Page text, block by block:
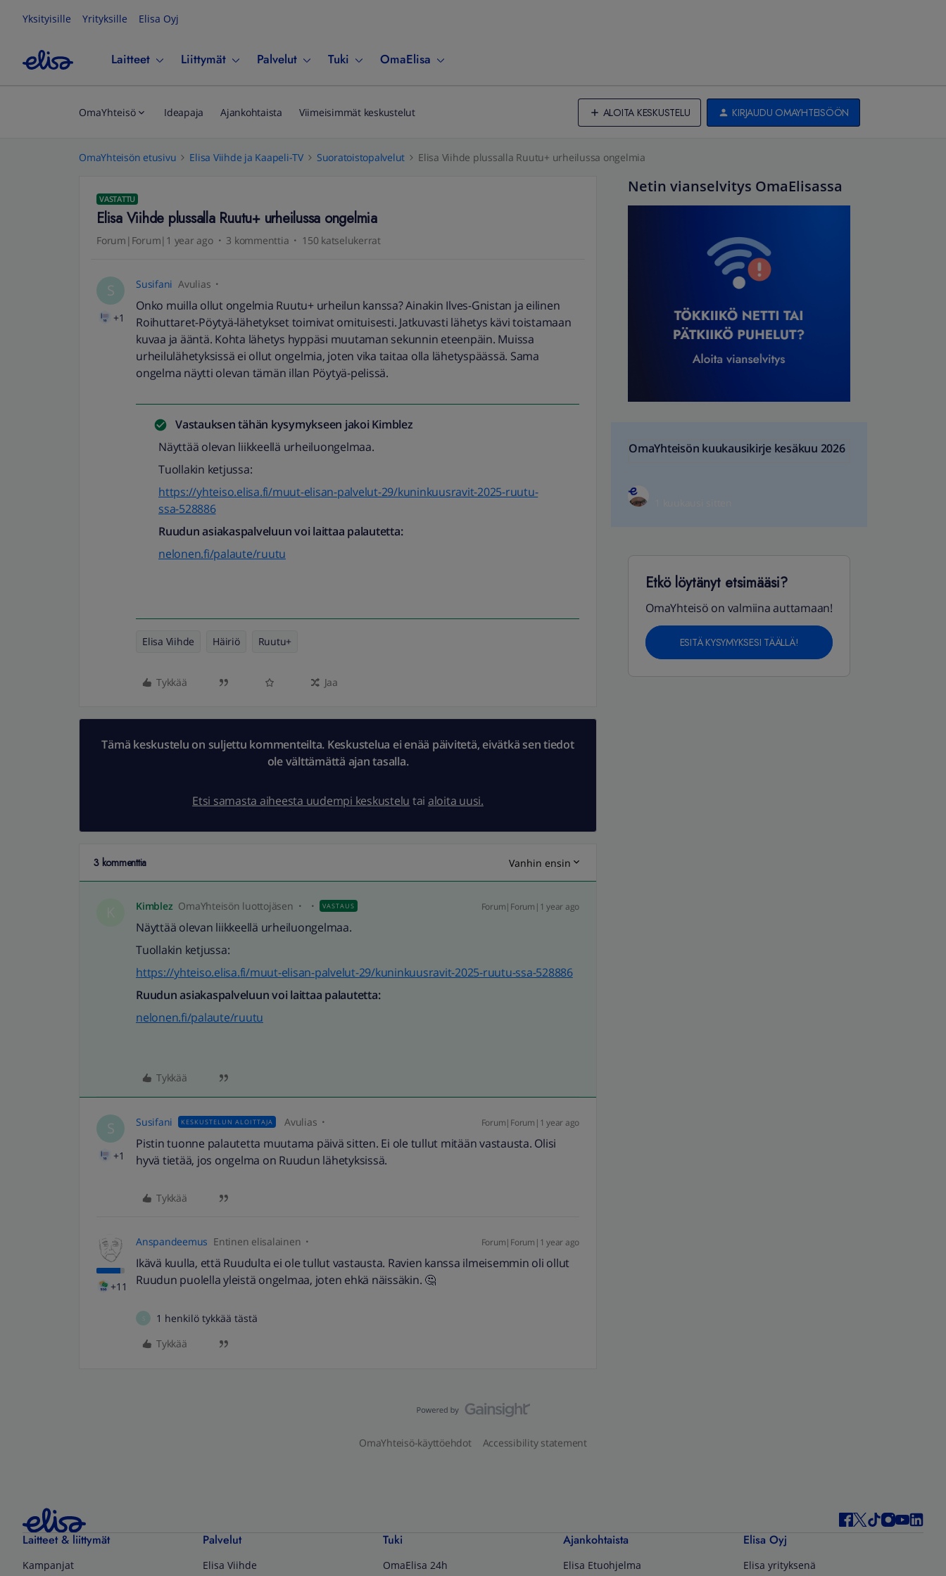
Yksityisille Yrityksille Elisa Oyj
Laitteet Liittymät Palvelut Tuki OmaElisa
OmaYhteisö Ideapaja Ajankohtaista Viimeisimmät keskustelut ALOITA KESKUSTELU KIRJAUDU OMAYHTEISÖÖN
OmaYhteisön etusivu Elisa Viihde ja Kaapeli-TV Suoratoistopalvelut Elisa Viihde plussalla Ruutu+ urheilussa ongelmia
VASTATTU
Elisa Viihde plussalla Ruutu+ urheilussa ongelmia
Forum|Forum|1 year ago 3 kommenttia 150 katselukerrat
S
+1
Susifani Avulias
Onko muilla ollut ongelmia Ruutu+ urheilun kanssa? Ainakin Ilves-Gnistan ja eilinen
Roihuttaret-Pöytyä-lähetykset toimivat omituisesti. Jatkuvasti lähetys kävi toistamaan
kuvaa ja ääntä. Kohta lähetys hyppäsi muutaman sekunnin eteenpäin. Muissa
urheilulähetyksissä ei ollut ongelmia, joten vika taitaa olla lähetyspäässä. Sama
ongelma näytti olevan tämän illan Pöytyä-pelissä.
Vastauksen tähän kysymykseen jakoi Kimblez
Näyttää olevan liikkeellä urheiluongelmaa.
Tuollakin ketjussa:
https://yhteiso.elisa.fi/muut-elisan-palvelut-29/kuninkuusravit-2025-ruutu-
ssa-528886
Ruudun asiakaspalveluun voi laittaa palautetta:
nelonen.fi/palaute/ruutu
Elisa Viihde Häiriö Ruutu+
Tykkää Jaa
Tämä keskustelu on suljettu kommenteilta. Keskustelua ei enää päivitetä, eivätkä sen tiedot
ole välttämättä ajan tasalla.
Etsi samasta aiheesta uudempi keskustelu tai aloita uusi.
3 kommenttia Vanhin ensin
Kimblez OmaYhteisön luottojäsen VASTAUS Forum|Forum|1 year ago
Näyttää olevan liikkeellä urheiluongelmaa.
Tuollakin ketjussa:
https://yhteiso.elisa.fi/muut-elisan-palvelut-29/kuninkuusravit-2025-ruutu-ssa-528886
Ruudun asiakaspalveluun voi laittaa palautetta:
nelonen.fi/palaute/ruutu
Tykkää
S
+1
Susifani KESKUSTELUN ALOITTAJA Avulias Forum|Forum|1 year ago
Pistin tuonne palautetta muutama päivä sitten. Ei ole tullut mitään vastausta. Olisi
hyvä tietää, jos ongelma on Ruudun lähetyksissä.
Tykkää
+11
Anspandeemus Entinen elisalainen Forum|Forum|1 year ago
Ikävä kuulla, että Ruudulta ei ole tullut vastausta. Ravien kanssa ilmeisemmin oli ollut
Ruudun puolella yleistä ongelmaa, joten ehkä näissäkin. 🤔
1 henkilö tykkää tästä
Tykkää
Netin vianselvitys OmaElisassa
OmaYhteisön kuukausikirje kesäkuu 2026
Etkö löytänyt etsimääsi?
OmaYhteisö on valmiina auttamaan!
ESITÄ KYSYMYKSESI TÄÄLLÄ!
OmaYhteisö-käyttöehdot Accessibility statement
Laitteet & liittymät
Kampanjat
Palvelut
Elisa Viihde
Tuki
OmaElisa 24h
Ajankohtaista
Elisa Etuohjelma
Elisa Oyj
Elisa yrityksenä